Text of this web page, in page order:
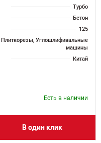
Турбо
Бетон
125
Плиткорезы, Углошлифивальные
машины
Китай
Есть в наличии
В один клик